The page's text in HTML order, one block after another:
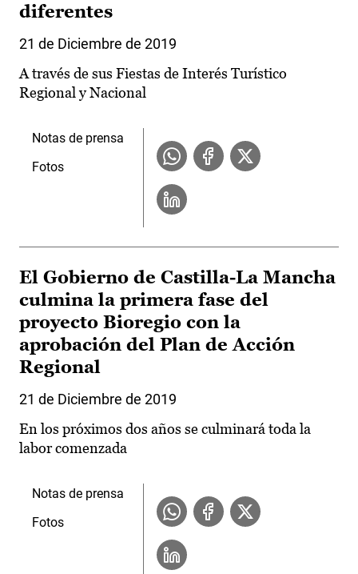
diferentes
21 de Diciembre de 2019
A través de sus Fiestas de Interés Turístico
Regional y Nacional
Notas de prensa
Fotos
El Gobierno de Castilla-La Mancha
culmina la primera fase del
proyecto Bioregio con la
aprobación del Plan de Acción
Regional
21 de Diciembre de 2019
En los próximos dos años se culminará toda la
labor comenzada
Notas de prensa
Fotos